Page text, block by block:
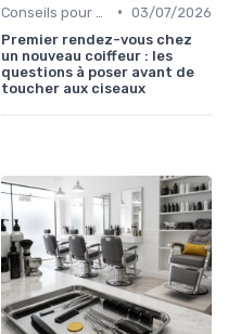
• 03/07/2026
Premier rendez-vous chez
un nouveau coiffeur : les
questions à poser avant de
toucher aux ciseaux